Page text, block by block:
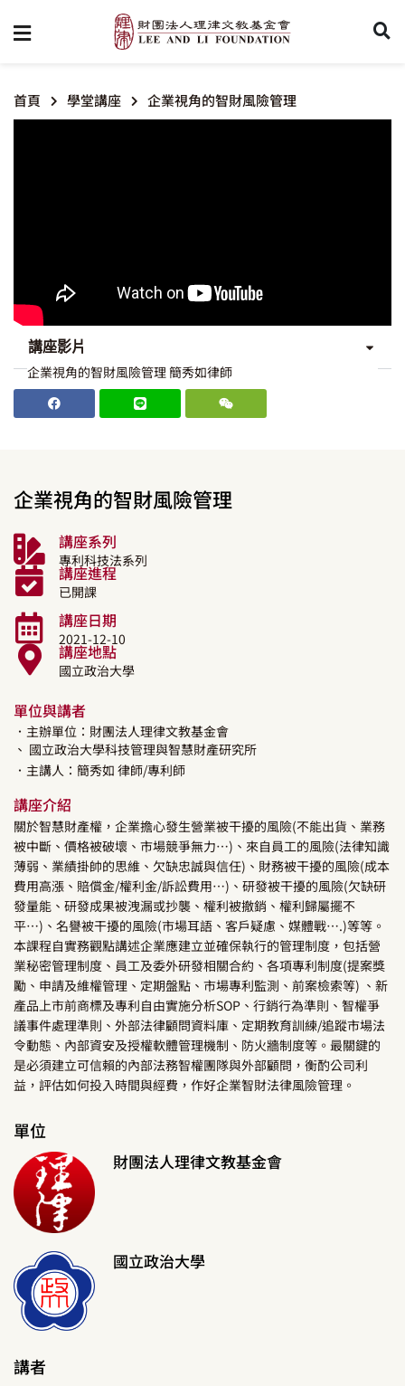
首頁 學堂講座 企業視角的智財風險管理
講座影片
企業視角的智財風險管理 簡秀如律師
企業視角的智財風險管理
講座系列
專利科技法系列
講座進程
已開課
講座日期
2021-12-10
講座地點
國立政治大學
單位與講者
．主辦單位：財團法人理律文教基金會
、 國立政治大學科技管理與智慧財產研究所
．主講人： 簡秀如 律師/專利師
講座介紹
關於智慧財產權，企業擔心發生營業被干擾的風險(不能出貨、業務
被中斷、價格被破壞、市場競爭無力…)、來自員工的風險(法律知識
薄弱、業績掛帥的思維、欠缺忠誠與信任)、財務被干擾的風險(成本
費用高漲、賠償金/權利金/訴訟費用…)、研發被干擾的風險(欠缺研
發量能、研發成果被洩漏或抄襲、權利被撤銷、權利歸屬擺不
平…)、名譽被干擾的風險(市場耳語、客戶疑慮、媒體戰….)等等。
本課程自實務觀點講述企業應建立並確保執行的管理制度，包括營
業秘密管理制度、員工及委外研發相關合約、各項專利制度(提案獎
勵、申請及維權管理、定期盤點、市場專利監測、前案檢索等) 、新
產品上市前商標及專利自由實施分析SOP、行銷行為準則、智權爭
議事件處理準則、外部法律顧問資料庫、定期教育訓練/追蹤市場法
令動態、內部資安及授權軟體管理機制、防火牆制度等。最關鍵的
是必須建立可信賴的內部法務智權團隊與外部顧問，衡酌公司利
益，評估如何投入時間與經費，作好企業智財法律風險管理。
單位
財團法人理律文教基金會
國立政治大學
講者